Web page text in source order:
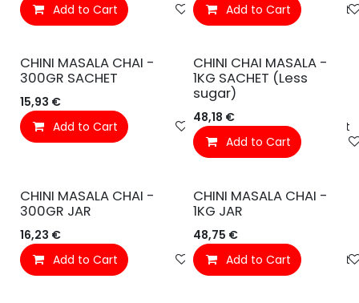
Add to Cart
Toevoegen aan verlanglijst
Add to Cart
CHINI MASALA CHAI -
300GR SACHET
15,93 €
Add to Cart
Toevoegen aan verlanglijst
CHINI CHAI MASALA -
1KG SACHET (Less
sugar)
48,18 €
Add to Cart
CHINI MASALA CHAI -
300GR JAR
16,23 €
Add to Cart
Toevoegen aan verlanglijst
CHINI MASALA CHAI -
1KG JAR
48,75 €
Add to Cart